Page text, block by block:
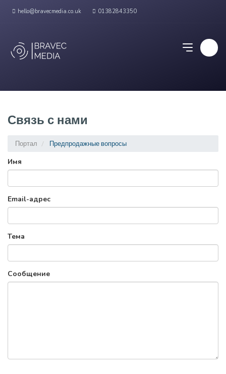
hello@bravecmedia.co.uk 01382843350
Связь с нами
Портал
Предпродажные вопросы
Имя
Email-адрес
Тема
Сообщение